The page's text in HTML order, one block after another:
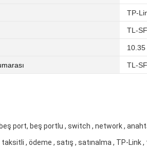
‎TP-
‎TL-
‎TL-
port, beş portlu , switch , network ,
, ödeme , satış , satınalma , TP-Link ,